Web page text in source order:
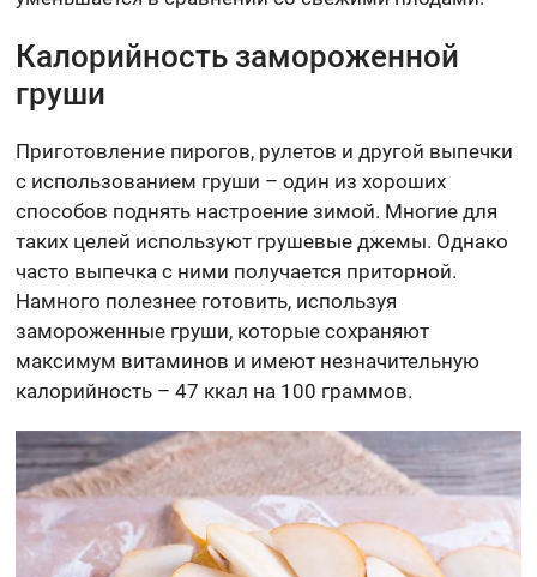
Калорийность замороженной
груши
Приготовление пирогов, рулетов и другой выпечки
с использованием груши – один из хороших
способов поднять настроение зимой. Многие для
таких целей используют грушевые джемы. Однако
часто выпечка с ними получается приторной.
Намного полезнее готовить, используя
замороженные груши, которые сохраняют
максимум витаминов и имеют незначительную
калорийность – 47 ккал на 100 граммов.